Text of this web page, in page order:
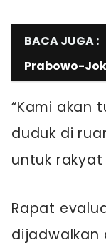
BACA JUGA :
Prabowo-
“Kami akan
duduk di
untuk rakyat
Rapat
dijadwalkan